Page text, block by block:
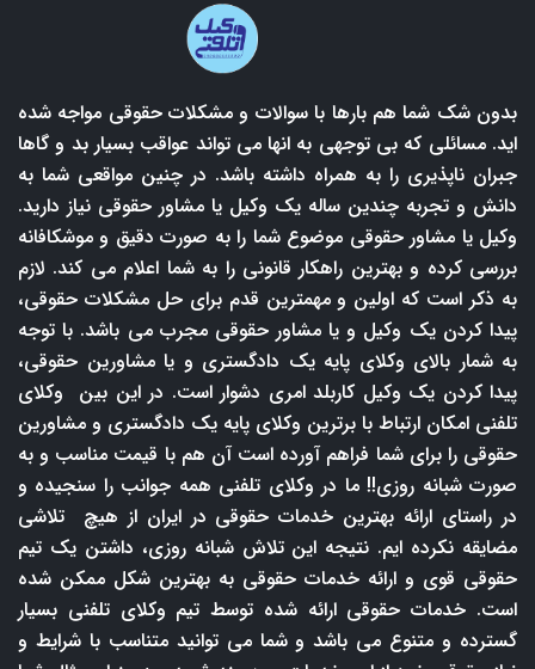
بدون شک شما هم بارها با سوالات و مشکلات حقوقی مواجه شده
اید. مسائلی که بی توجهی به انها می تواند عواقب بسیار بد و گاها
جبران ناپذیری را به همراه داشته باشد. در چنین مواقعی شما به
دانش و تجربه چندین ساله یک وکیل یا مشاور حقوقی نیاز دارید.
وکیل یا مشاور حقوقی موضوع شما را به صورت دقیق و موشکافانه
بررسی کرده و بهترین راهکار قانونی را به شما اعلام می کند. لازم
به ذکر است که اولین و مهمترین قدم برای حل مشکلات حقوقی،
پیدا کردن یک وکیل و یا مشاور حقوقی مجرب می باشد. با توجه
به شمار بالای وکلای پایه یک دادگستری و یا مشاورین حقوقی،
پیدا کردن یک وکیل کاربلد امری دشوار است. در این بین وکلای
تلفنی امکان ارتباط با برترین وکلای پایه یک دادگستری و مشاورین
حقوقی را برای شما فراهم آورده است آن هم با قیمت مناسب و به
صورت شبانه روزی!! ما در وکلای تلفنی همه جوانب را سنجیده و
در راستای ارائه بهترین خدمات حقوقی در ایران از هیچ تلاشی
مضایقه نکرده ایم. نتیجه این تلاش شبانه روزی، داشتن یک تیم
حقوقی قوی و ارائه خدمات حقوقی به بهترین شکل ممکن شده
است. خدمات حقوقی ارائه شده توسط تیم وکلای تلفنی بسیار
گسترده و متنوع می باشد و شما می توانید متناسب با شرایط و